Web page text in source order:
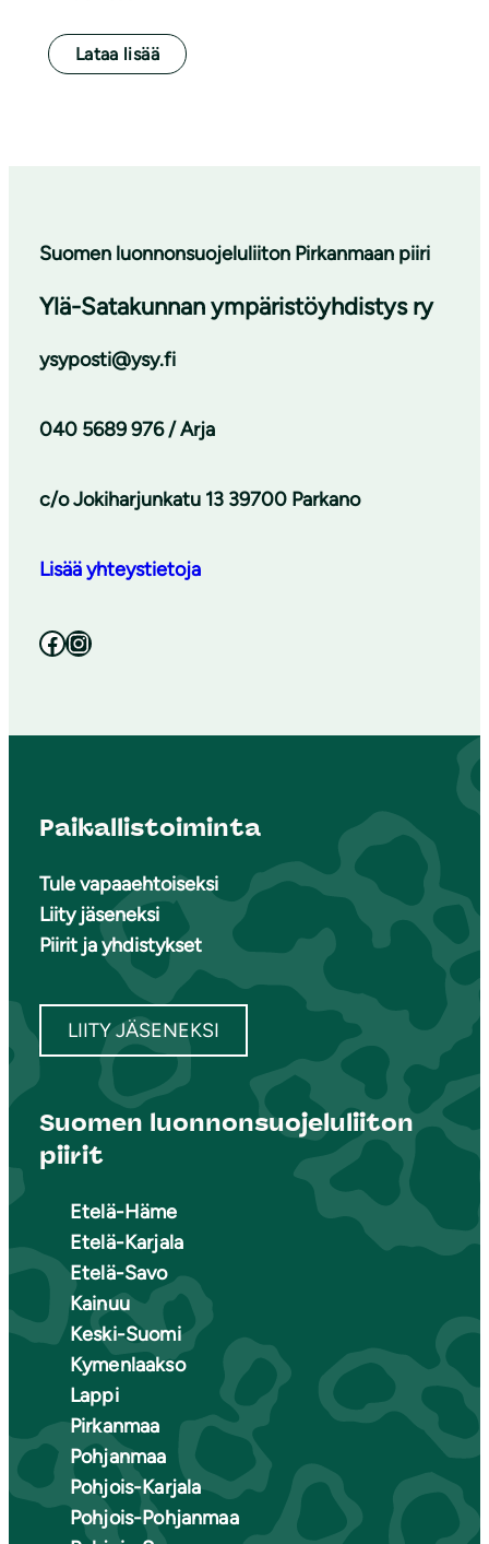
Lataa lisää
Suomen luonnonsuojeluliiton Pirkanmaan piiri
Ylä-Satakunnan ympäristöyhdistys ry
ysyposti@ysy.fi
040 5689 976 / Arja
c/o Jokiharjunkatu 13 39700 Parkano
Lisää yhteystietoja
Facebook Instagram
Paikallistoiminta
Tule vapaaehtoiseksi
Liity jäseneksi
Piirit ja yhdistykset
LIITY JÄSENEKSI
Suomen luonnonsuojeluliiton
piirit
Etelä-Häme
Etelä-Karjala
Etelä-Savo
Kainuu
Keski-Suomi
Kymenlaakso
Lappi
Pirkanmaa
Pohjanmaa
Pohjois-Karjala
Pohjois-Pohjanmaa